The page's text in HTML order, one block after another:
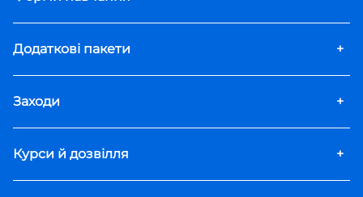
Додаткові пакети +
Заходи +
Курси й дозвілля +